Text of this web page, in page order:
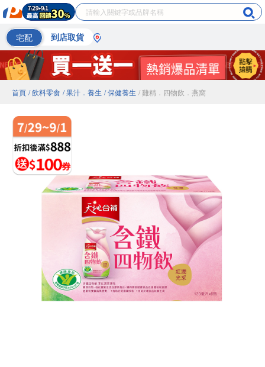
宅配 到店取貨
首頁 / 飲料零食 / 果汁．養生 / 保健養生 / 雞精．四物飲．燕窩